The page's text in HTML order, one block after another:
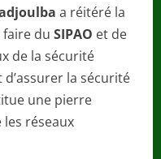
a réitéré la
du SIPAO et de
de la sécurité
la sécurité
une pierre
réseaux